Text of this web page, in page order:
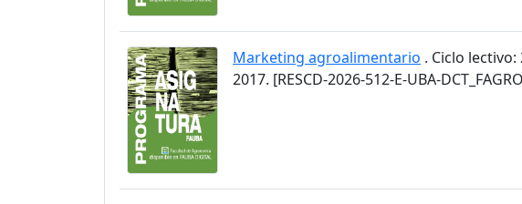
Marketing agroalimentario . Ciclo
2017. [RESCD-2026-512-E-UBA-